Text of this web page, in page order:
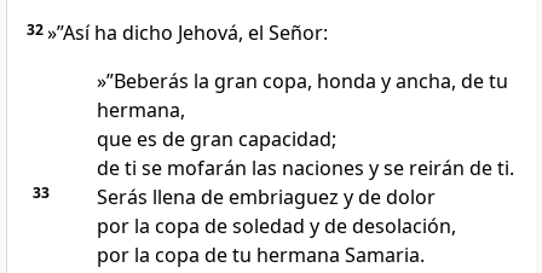
32»”Así ha dicho Jehová, el Señor:
»”Beberás la gran copa, honda y ancha, de tu
hermana,
que es de gran capacidad;
de ti se mofarán las naciones y se reirán de ti.
33
Serás llena de embriaguez y de dolor
por la copa de soledad y de desolación,
por la copa de tu hermana Samaria.